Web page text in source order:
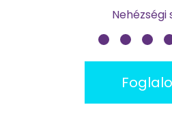
Nehézségi